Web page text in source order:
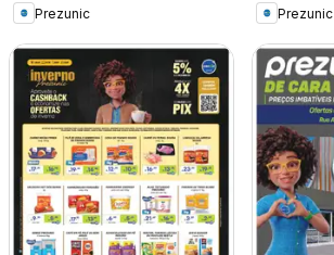
Prezunic
Prezunic